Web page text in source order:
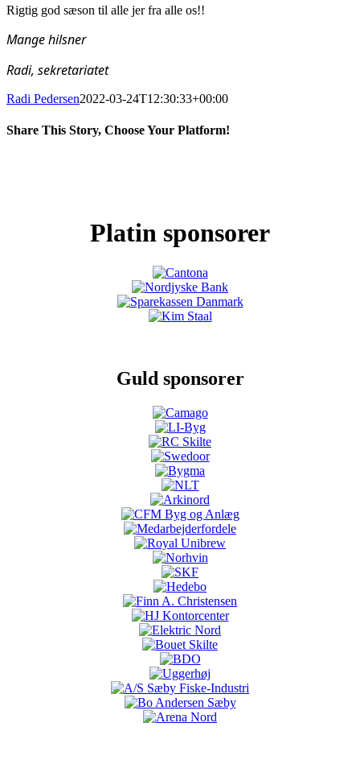
Rigtig god sæson til alle jer fra alle os!!
Mange hilsner
Radi, sekretariatet
Radi Pedersen2022-03-24T12:30:33+00:00
Share This Story, Choose Your Platform!
Platin sponsorer
Guld sponsorer